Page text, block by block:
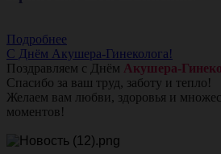
Подробнее
С Днём Акушера-Гинеколога!
Поздравляем с Днём Акушера-
Спасибо за ваш труд, заботу и тепло!
Желаем вам любви, здоровья и
моментов!